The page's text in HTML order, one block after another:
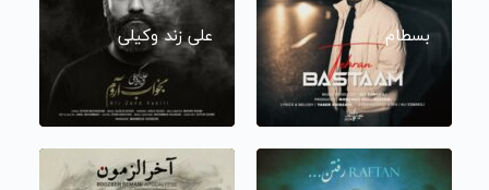
بسطام علی زند وکیلی